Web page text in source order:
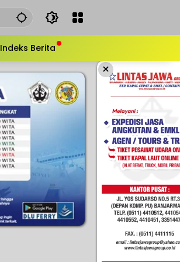
Indeks Berita
×